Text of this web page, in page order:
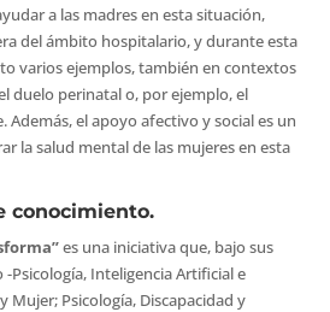
a las madres en esta situación,
del ámbito hospitalario, y durante esta
varios ejemplos, también en contextos
duelo perinatal o, por ejemplo, el
el apoyo afectivo y social es un
la salud mental de las mujeres en esta
conocimiento.
es una iniciativa que, bajo sus
Psicología, Inteligencia Artificial e
Mujer; Psicología, Discapacidad y